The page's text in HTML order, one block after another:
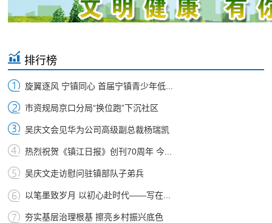
排行榜
旋翼逐风 宁镇同心 首届宁镇青少年低...
市资规局京口分局“换位跑”下沉社区
吴庆文会见华为公司高级副总裁杨瑞凯
热烈祝贺《镇江日报》创刊70周年 今...
吴庆文走访慰问驻镇部队子弟兵
以笔墨致岁月 以初心赴时代——写在...
夯实基层治理根基 擦亮乡村振兴底色